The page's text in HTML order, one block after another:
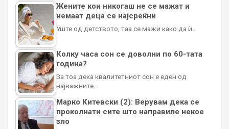
Жените кои никогаш не се мажат и
немаат деца се најсреќни
Уште од детството, таа се мажи како да ѝ…
Колку часа сон се доволни по 60-тата
година?
За тоа дека квалитетниот сон е еден од
најважните…
Марко Китевски (2): Верувам дека се
проколнати сите што направиле некое
зло